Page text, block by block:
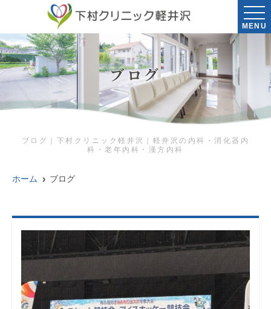
MENU
ブログ
ブログ｜下村クリニック軽井沢｜軽井沢の内科・消化器内
科・老年内科・漢方内科
ホーム ブログ